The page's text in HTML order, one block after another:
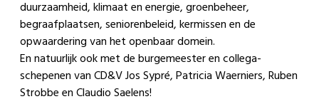
duurzaamheid, klimaat en energie, groenbeheer,
begraafplaatsen, seniorenbeleid, kermissen en de
opwaardering van het openbaar domein.
En natuurlijk ook met de burgemeester en collega-
schepenen van CD&V Jos Sypré,Patricia Waerniers,Ruben
StrobbeenClaudio Saelens!